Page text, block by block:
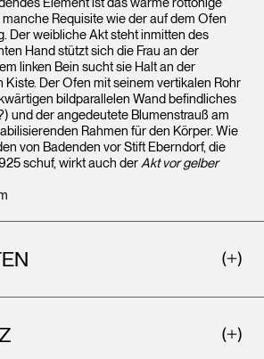
Requisite wie der auf dem Ofen
Der weibliche Akt steht inmitten des
Hand stützt sich die Frau an der
linken Bein sucht sie Halt an der
Der Ofen mit seinem vertikalen Rohr
bildparallelen Wand befindliches
und der angedeutete Blumenstrauß am
Rahmen für den Körper. Wie
von Badenden vor Stift Eberndorf, die
schuf, wirkt auch derAkt vor gelber